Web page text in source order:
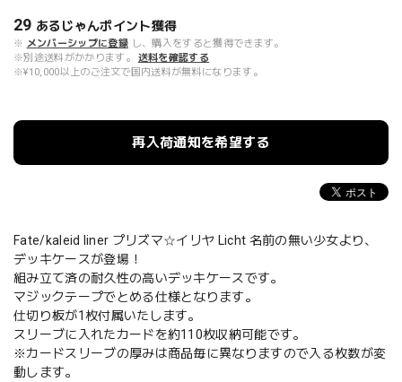
29 あるじゃんポイント獲得
※ メンバーシップに登録 し、購入をすると獲得できます。
※別途送料がかかります。
送料を確認する
※¥10,000以上のご注文で国内送料が無料になります。
再入荷通知を希望する
Fate/kaleid liner プリズマ☆イリヤ Licht 名前の無い少女より、
デッキケースが登場！
組み立て済の耐久性の高いデッキケースです。
マジックテープでとめる仕様となります。
仕切り板が1枚付属いたします。
スリーブに入れたカードを約110枚収納可能です。
※カードスリーブの厚みは商品毎に異なりますので入る枚数が変
動します。